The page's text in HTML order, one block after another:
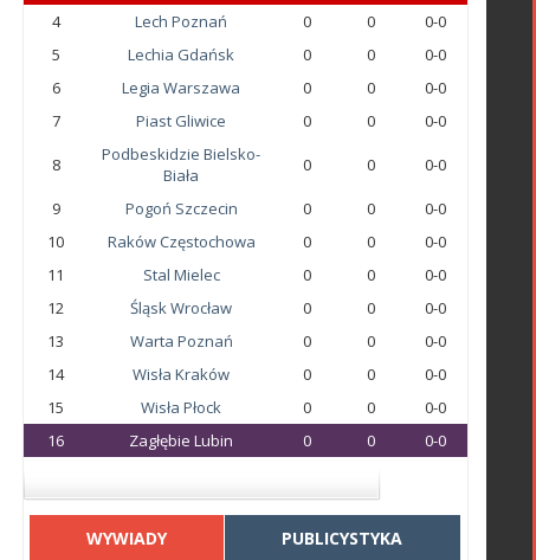
4
Lech Poznań 0 0
0-0
5
Lechia Gdańsk 0 0
0-0
6
Legia Warszawa 0 0
0-0
7
Piast Gliwice 0 0 0-0
8
Podbeskidzie Bielsko-
Biała
0 0 0-0
9 Pogoń Szczecin 0 0
0-0
10
Raków Częstochowa 0 0
0-0
11
Stal Mielec 0 0
0-0
12
Śląsk Wrocław 0 0
0-0
13
Warta Poznań 0 0
0-0
14
Wisła Kraków 0 0
0-0
15
Wisła Płock 0 0
0-0
16
Zagłębie Lubin 0 0 0-0
WYWIADY PUBLICYSTYKA